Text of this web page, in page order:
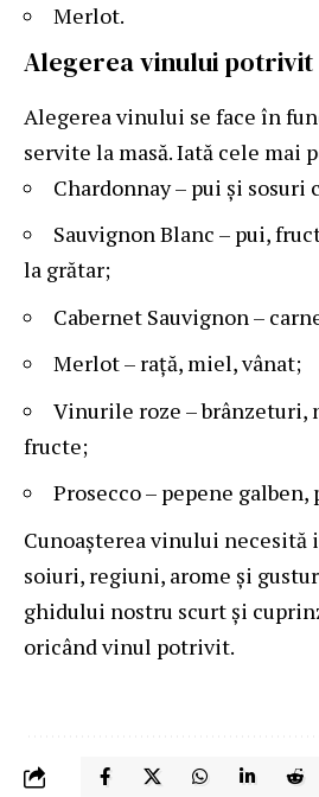
Merlot.
Alegerea vinului potrivit
Alegerea vinului se face în
servite la masă. Iată cele mai
Chardonnay – pui și sosuri
Sauvignon Blanc – pui,
la grătar;
Cabernet Sauvignon –
Merlot – rață, miel, vânat;
Vinurile roze – brânzeturi,
fructe;
Prosecco – pepene
Cunoașterea vinului necesită
soiuri, regiuni, arome și
ghidului nostru scurt și
oricând vinul potrivit.